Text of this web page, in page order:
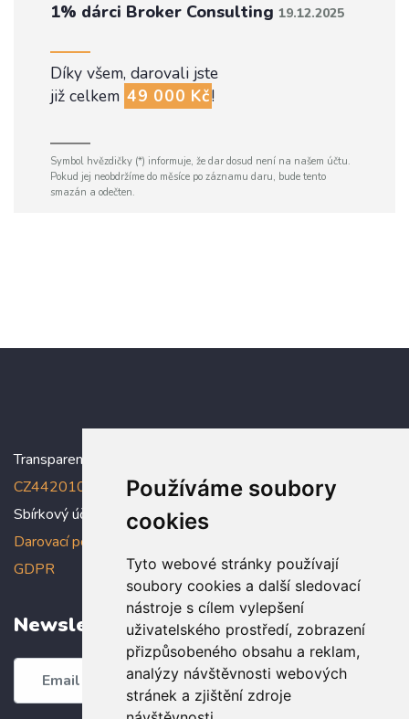
Používáme soubory
cookies
Tyto webové stránky používají
soubory cookies a další sledovací
nástroje s cílem vylepšení
uživatelského prostředí, zobrazení
přizpůsobeného obsahu a reklam,
analýzy návštěvnosti webových
stránek a zjištění zdroje
1% dárci Broker Consulting 19.12.2025
Díky všem, darovali jste
již celkem 49 000 Kč!
Symbol hvězdičky (*) informuje, že dar dosud není na našem účtu.
Pokud jej neobdržíme do měsíce po záznamu daru, bude tento
smazán a odečten.
Transparentní účet:
CZ4420100000005005005006
Sbírkový účet: 5005005022/2010
Darovací podmínky
GDPR
Newsletter
Odebírat